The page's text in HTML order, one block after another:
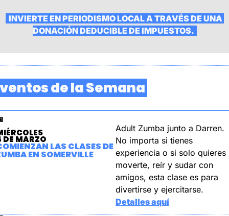
DONACIÓN DEDUCIBLE DE IMPUESTOS.
de la Semana
DE MARZO
LAS CLASES DE
EN SOMERVILLE
Adult Zumba junto a Darren.
No importa si tienes
experiencia o si solo quieres
moverte, reír y sudar con
amigos, esta clase es para
divertirse y ejercitarse.
Detalles aquí